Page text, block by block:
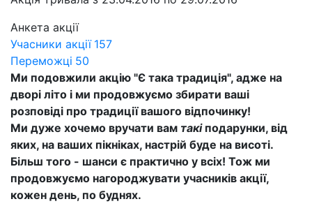
Анкета акції
Учасники акції 157
Переможці 50
Ми подовжили акцію "Є така традиція", адже на
дворі літо і ми продовжуємо збирати ваші
розповіді про традиції вашого відпочинку!
Ми дуже хочемо вручати вам такіподарунки, від
яких, на ваших пікніках, настрій буде на висоті.
Більш того - шанси є практично у всіх! Тож ми
продовжуємо нагороджувати учасників акції,
кожен день, по буднях.